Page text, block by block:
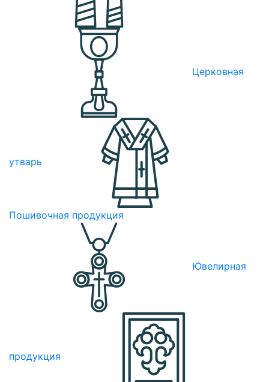
Церковная
утварь
Пошивочная продукция
Ювелирная
продукция